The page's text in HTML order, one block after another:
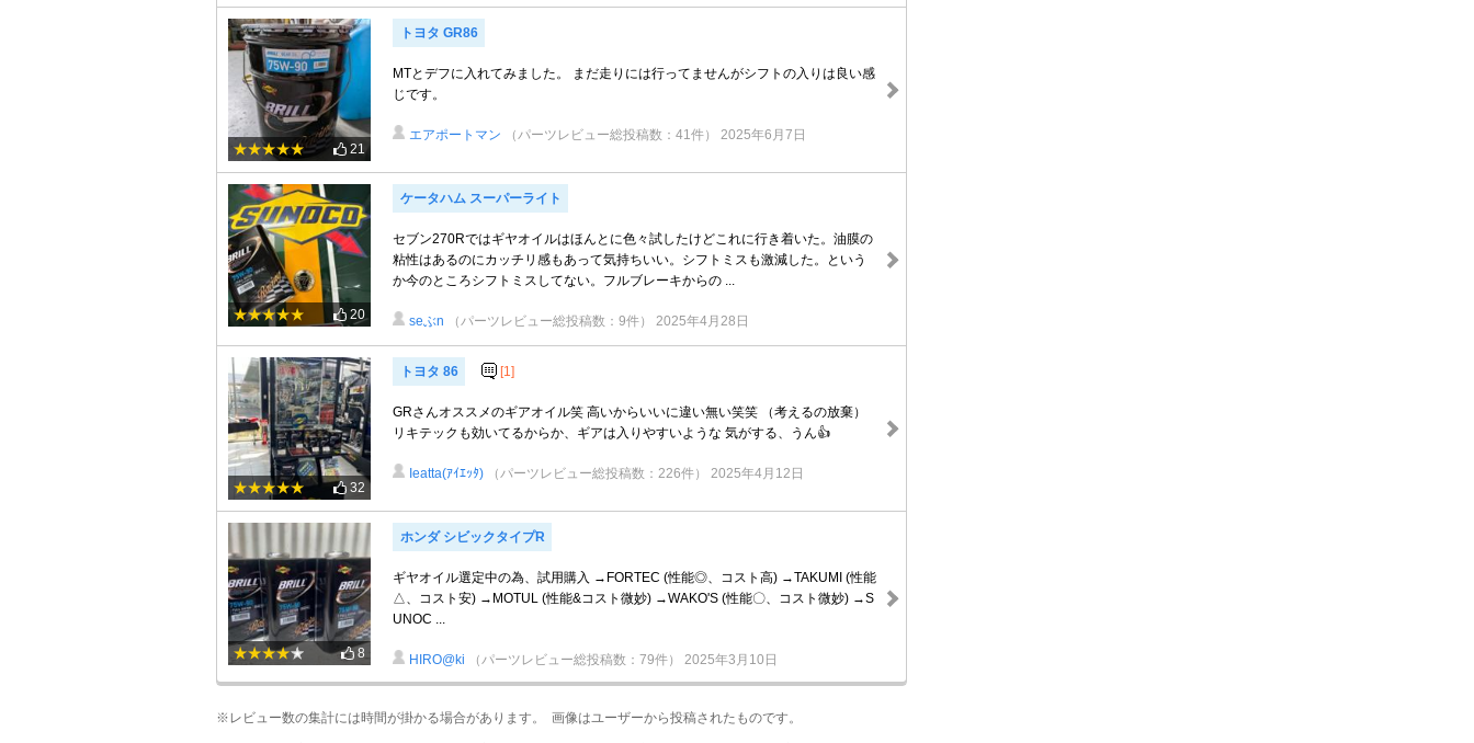
21
トヨタ GR86
MTとデフに入れてみました。 まだ走りには行ってませんがシフトの入りは良い感
じです。
エアポートマン （パーツレビュー総投稿数：41件） 2025年6月7日
20
ケータハム スーパーライト
セブン270Rではギヤオイルはほんとに色々試したけどこれに行き着いた。油膜の
粘性はあるのにカッチリ感もあって気持ちいい。シフトミスも激減した。という
か今のところシフトミスしてない。フルブレーキからの ...
seぶn （パーツレビュー総投稿数：9件） 2025年4月28日
32
トヨタ 86 [1]
GRさんオススメのギアオイル笑 高いからいいに違い無い笑笑 （考えるの放棄）
リキテックも効いてるからか、ギアは入りやすいような 気がする、うん👍
Ieatta(ｱｲｴｯﾀ) （パーツレビュー総投稿数：226件） 2025年4月12日
8
ホンダ シビックタイプR
ギヤオイル選定中の為、試用購入 →FORTEC (性能◎、コスト高) →TAKUMI (性能
△、コスト安) →MOTUL (性能&コスト微妙) →WAKO'S (性能〇、コスト微妙) →S
UNOC ...
HIRO@ki （パーツレビュー総投稿数：79件） 2025年3月10日
※レビュー数の集計には時間が掛かる場合があります。 画像はユーザーから投稿されたものです。